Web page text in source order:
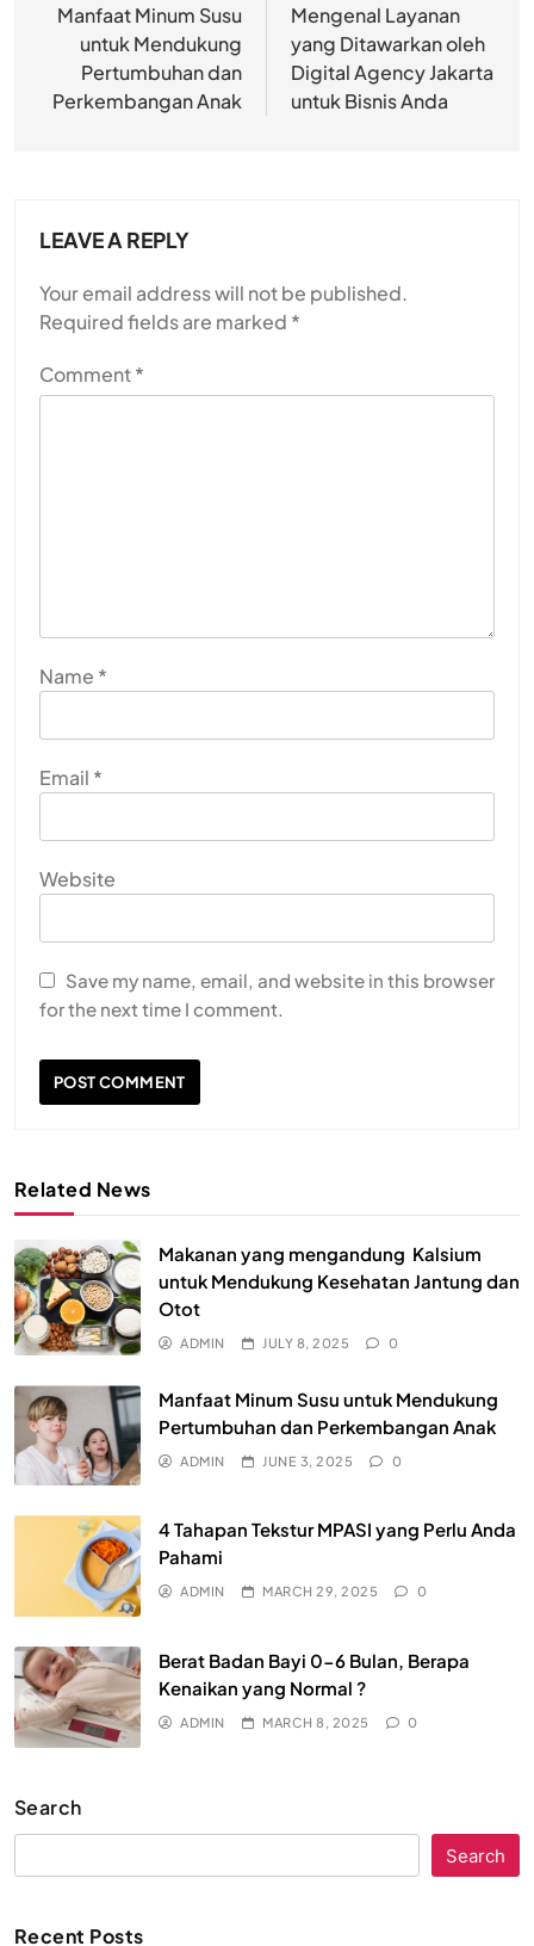
navigation
Manfaat Minum Susu
untuk Mendukung
Pertumbuhan dan
Perkembangan Anak
Mengenal Layanan
yang Ditawarkan oleh
Digital Agency Jakarta
untuk Bisnis Anda
LEAVE A REPLY
Your email address will not be published.
Required fields are marked *
Comment*
Name *
Email *
Website
Save my name, email, and website in this browser
for the next time I comment.
Related News
Makanan yang mengandung Kalsium
untuk Mendukung Kesehatan Jantung dan
Otot
ADMIN JULY 8, 2025 0
Manfaat Minum Susu untuk Mendukung
Pertumbuhan dan Perkembangan Anak
ADMIN JUNE 3, 2025 0
4 Tahapan Tekstur MPASI yang Perlu Anda
Pahami
ADMIN MARCH 29, 2025 0
Berat Badan Bayi 0-6 Bulan, Berapa
Kenaikan yang Normal ?
ADMIN MARCH 8, 2025 0
Search
Search
Recent Posts